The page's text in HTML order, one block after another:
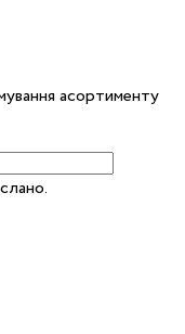
асортименту